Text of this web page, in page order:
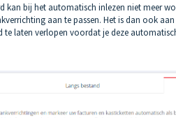
bij het automatisch inlezen niet meer
aan te passen. Het is dan ook
te laten verlopen voordat je deze